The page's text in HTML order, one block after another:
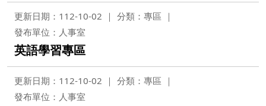
更新日期：112-10-02
分類：專區
發布單位：人事室
英語學習專區
更新日期：112-10-02
分類：專區
發布單位：人事室